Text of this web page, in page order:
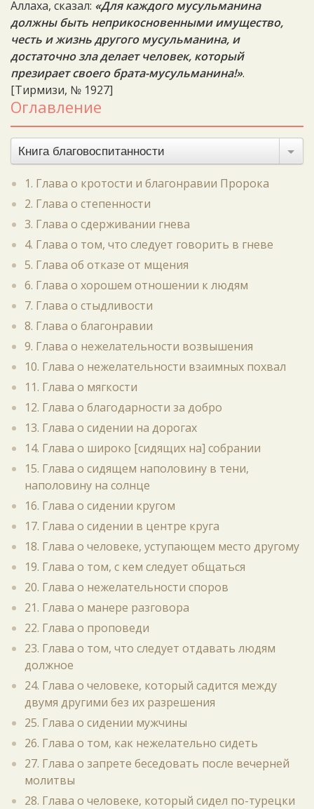
Аллаха, сказал: «Для каждого мусульманина
должны быть неприкосновенными имущество,
честь и жизнь другого мусульманина, и
достаточно зла делает человек, который
презирает своего брата-мусульманина!».
[Тирмизи, № 1927]
Оглавление
Книга благовоспитанности
1. Глава о кротости и благонравии Пророка
2. Глава о степенности
3. Глава о сдерживании гнева
4. Глава о том, что следует говорить в гневе
5. Глава об отказе от мщения
6. Глава о хорошем отношении к людям
7. Глава о стыдливости
8. Глава о благонравии
9. Глава о нежелательности возвышения
10. Глава о нежелательности взаимных похвал
11. Глава о мягкости
12. Глава о благодарности за добро
13. Глава о сидении на дорогах
14. Глава о широко [сидящих на] собрании
15. Глава о сидящем наполовину в тени,
наполовину на солнце
16. Глава о сидении кругом
17. Глава о сидении в центре круга
18. Глава о человеке, уступающем место другому
19. Глава о том, с кем следует общаться
20. Глава о нежелательности споров
21. Глава о манере разговора
22. Глава о проповеди
23. Глава о том, что следует отдавать людям
должное
24. Глава о человеке, который садится между
двумя другими без их разрешения
25. Глава о сидении мужчины
26. Глава о том, как нежелательно сидеть
27. Глава о запрете беседовать после вечерней
молитвы
28. Глава о человеке, который сидел по-турецки